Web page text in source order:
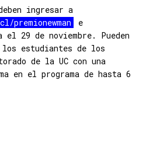
ingresar a
premionewman
e
29 de noviembre. Pueden
estudiantes de los
de la UC con una
en el programa de hasta 6